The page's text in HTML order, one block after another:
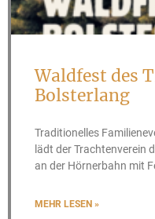
Waldfest des
Bolsterlang
Traditionelles
lädt der Trachtenverein
an der Hörnerbahn mit
MEHR LESEN »